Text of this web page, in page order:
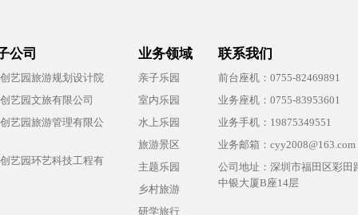
公司
艺园旅游规划设计院
艺园文旅有限公司
艺园旅游管理有限公
艺园环艺科技工程有
业务领域
亲子乐园
室内乐园
水上乐园
旅游景区
主题乐园
乡村旅游
研学旅行
联系我们
前台座机：0755-82469891
业务座机：0755-83953601
业务手机：19875349551
业务邮箱：cyy2008@163.com
公司地址：深圳市福田区彩田
中银大厦B座14层